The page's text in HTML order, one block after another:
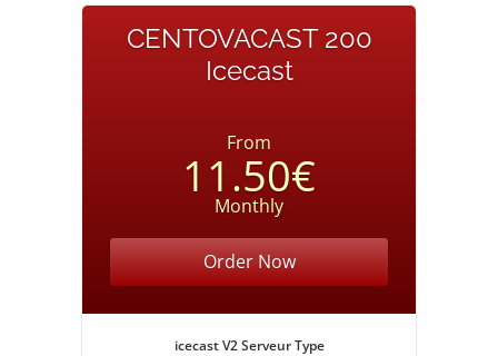
CENTOVACAST 200
Icecast
From
11.50€
Monthly
Order Now
icecast V2 Serveur Type